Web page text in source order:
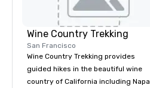
Wine Country Trekking
San Francisco
Wine Country Trekking provides
guided hikes in the beautiful wine
country of California including Napa